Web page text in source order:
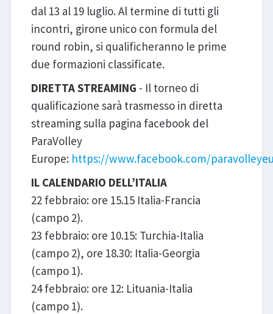
dal 13 al 19 luglio. Al termine di tutti gli
incontri, girone unico con formula del
round robin, si qualificheranno le prime
due formazioni classificate.
DIRETTA STREAMING - Il torneo di
qualificazione sarà trasmesso in diretta
streaming sulla pagina facebook del
ParaVolley
Europe: https://www.facebook.com/
IL CALENDARIO DELL’ITALIA
22 febbraio: ore 15.15 Italia-Francia
(campo 2).
23 febbraio: ore 10.15: Turchia-Italia
(campo 2), ore 18.30: Italia-Georgia
(campo 1).
24 febbraio: ore 12: Lituania-Italia
(campo 1).